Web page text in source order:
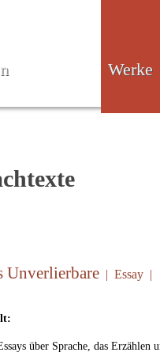
Werke
Unverlierbare | Essay |
über Sprache, das